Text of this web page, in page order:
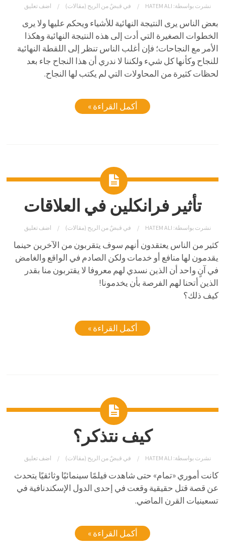
نشرت بواسطة: HATEM ALI في قبضٌ من الريح (مقالات) اضف تعليق
بعض الناس يرى النتيجة النهائية للأشياء ويحكم عليها ولا يرى
الخطوات الصغيرة التي أدت إلى هذه النتيجة النهائية وهكذا
الأمر مع النجاحات؛ فإن أغلب الناس تنظر إلى اللقطة النهائية
للنجاح وكأنها كل شيء ولكننا لا ندري أن هذا النجاح جاء بعد
لحظات كثيرة من المحاولات التي لم يكتب لها النجاح.
أكمل القراءة »
تأثير فرانكلين في العلاقات
نشرت بواسطة: HATEM ALI في قبضٌ من الريح (مقالات) اضف تعليق
كثير من الناس يعتقدون أنهم سوف يتقربون من الآخرين حينما
يقدمون لها منافع أو خدمات ولكن الصادم في الواقع والغامض
في آنٍ واحد أن الذين نسدي لهم معروفا لا يقتربون منا بقدر
الذين أتحنا لهم الفرصة بأن يخدمونا!
كيف ذلك؟
أكمل القراءة »
كيف نتذكر؟
نشرت بواسطة: HATEM ALI في قبضٌ من الريح (مقالات) اضف تعليق
كانت أموري «تمام» حتى شاهدت فيلمًا سينمائيًا وثائقيًا يتحدث
عن قصة قتل حقيقية وقعت في إحدى الدول الإسكندنافية في
تسعينيات القرن الماضي.
أكمل القراءة »